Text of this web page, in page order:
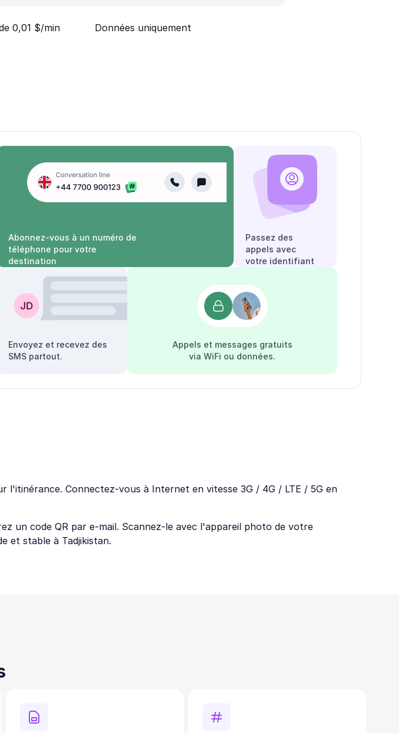
0,01 $/min Données uniquement
Abonnez-vous à un numéro de
téléphone pour votre
destination
Passez des
appels avec
votre identifiant
Envoyez et recevez des
SMS partout.
Appels et messages gratuits
via WiFi ou données.
Connectez-vous à Internet en vitesse 3G / 4G / LTE / 5G en
un code QR par e-mail. Scannez-le avec l'appareil photo de votre
et stable à Tadjikistan.